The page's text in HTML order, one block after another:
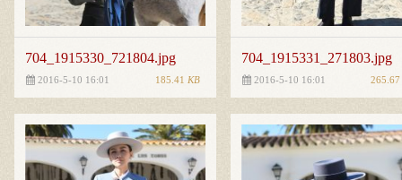
704_1915330_721804.jpg
2016-5-10 16:01 185.41 KB
704_1915331_271803.jpg
2016-5-10 16:01 265.67